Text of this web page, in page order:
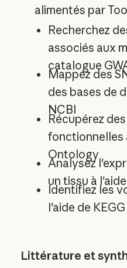
alimentés par
Recherchez
associés aux
catalogue
Mappez des
des bases de
NCBI
Récupérez
fonctionnelles
Ontology
Analysez
un tissu à
Identifiez les
l'aide de
Littérature et